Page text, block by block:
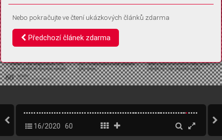
16/2020 60
Nebo pokračujte ve čtení ukázkových článků zdarma
Předchozí článek zdarma